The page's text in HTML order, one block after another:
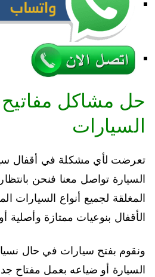
حل مشاكل مفاتيح
السيارات
تعرضت لأي مشكلة في أقفال
السيارة تواصل معنا فنحن
المغلقة لجميع أنواع السيارات
الأقفال بنوعيات ممتازة وأصلية
ونقوم بفتح سيارات في حال
السيارة أو ضياعه بعمل مفتاح